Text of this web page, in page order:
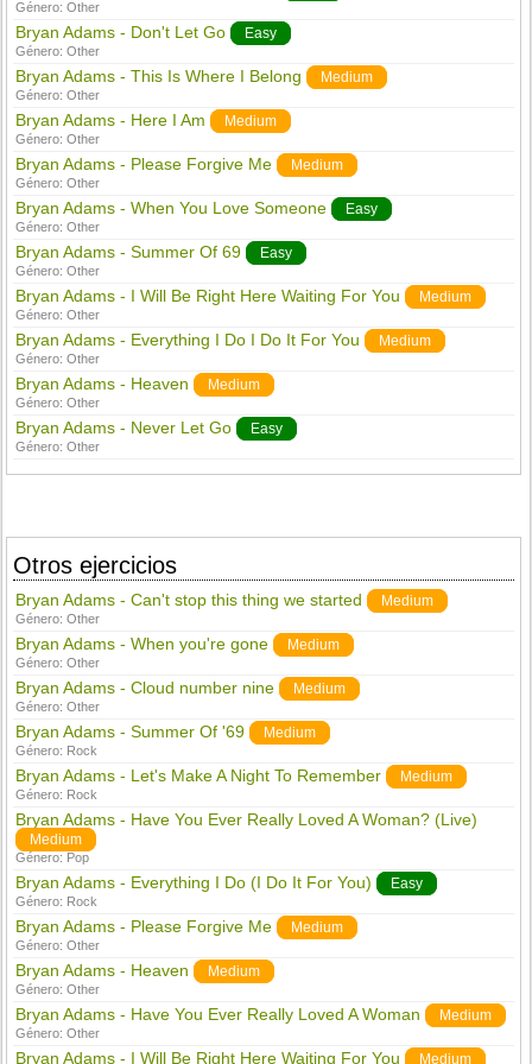
Género:Other
Bryan Adams - Don't Let Go Easy
Género:Other
Bryan Adams - This Is Where I Belong Medium
Género:Other
Bryan Adams - Here I Am Medium
Género:Other
Bryan Adams - Please Forgive Me Medium
Género:Other
Bryan Adams - When You Love Someone Easy
Género:Other
Bryan Adams - Summer Of 69 Easy
Género:Other
Bryan Adams - I Will Be Right Here Waiting For You Medium
Género:Other
Bryan Adams - Everything I Do I Do It For You Medium
Género:Other
Bryan Adams - Heaven Medium
Género:Other
Bryan Adams - Never Let Go Easy
Género:Other
Otros ejercicios
Bryan Adams - Can't stop this thing we started Medium
Género:Other
Bryan Adams - When you're gone Medium
Género:Other
Bryan Adams - Cloud number nine Medium
Género:Other
Bryan Adams - Summer Of '69 Medium
Género: Rock
Bryan Adams - Let's Make A Night To Remember Medium
Género: Rock
Bryan Adams - Have You Ever Really Loved A Woman? (Live)
Medium
Género: Pop
Bryan Adams - Everything I Do (I Do It For You) Easy
Género: Rock
Bryan Adams - Please Forgive Me Medium
Género:Other
Bryan Adams - Heaven Medium
Género:Other
Bryan Adams - Have You Ever Really Loved A Woman Medium
Género:Other
Bryan Adams - I Will Be Right Here Waiting For You Medium